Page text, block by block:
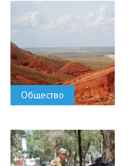
Общество